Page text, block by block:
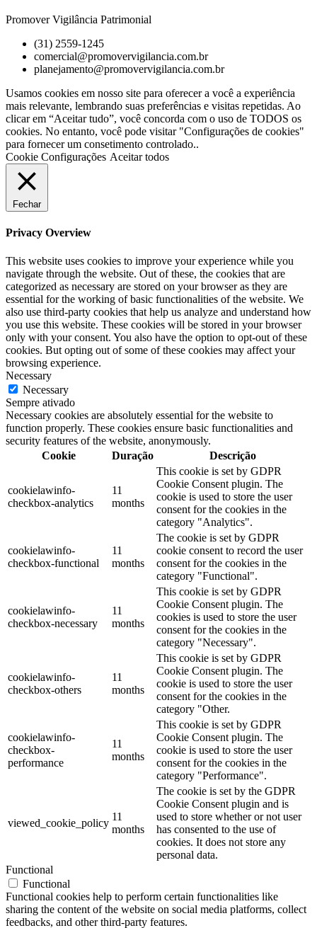
Promover Vigilância Patrimonial
(31) 2559-1245
comercial@promovervigilancia.com.br
planejamento@promovervigilancia.com.br
Usamos cookies em nosso site para oferecer a você a experiência
mais relevante, lembrando suas preferências e visitas repetidas. Ao
clicar em “Aceitar tudo”, você concorda com o uso de TODOS os
cookies. No entanto, você pode visitar "Configurações de cookies"
para fornecer um consetimento controlado..
Cookie Configurações Aceitar todos
Fechar
Privacy Overview
This website uses cookies to improve your experience while you
navigate through the website. Out of these, the cookies that are
categorized as necessary are stored on your browser as they are
essential for the working of basic functionalities of the website. We
also use third-party cookies that help us analyze and understand how
you use this website. These cookies will be stored in your browser
only with your consent. You also have the option to opt-out of these
cookies. But opting out of some of these cookies may affect your
browsing experience.
Necessary
Necessary
Sempre ativado
Necessary cookies are absolutely essential for the website to
function properly. These cookies ensure basic functionalities and
security features of the website, anonymously.
Cookie
Duração Descrição
cookielawinfo-
checkbox-analytics
11
months
This cookie is set by GDPR
Cookie Consent plugin. The
cookie is used to store the user
consent for the cookies in the
category "Analytics".
cookielawinfo-
checkbox-functional
11
months
The cookie is set by GDPR
cookie consent to record the user
consent for the cookies in the
category "Functional".
cookielawinfo-
checkbox-necessary
11
months
This cookie is set by GDPR
Cookie Consent plugin. The
cookies is used to store the user
consent for the cookies in the
category "Necessary".
cookielawinfo-
checkbox-others
11
months
This cookie is set by GDPR
Cookie Consent plugin. The
cookie is used to store the user
consent for the cookies in the
category "Other.
cookielawinfo-
checkbox-
performance
11
months
This cookie is set by GDPR
Cookie Consent plugin. The
cookie is used to store the user
consent for the cookies in the
category "Performance".
viewed_cookie_policy
11
months
The cookie is set by the GDPR
Cookie Consent plugin and is
used to store whether or not user
has consented to the use of
cookies. It does not store any
personal data.
Functional
Functional
Functional cookies help to perform certain functionalities like
sharing the content of the website on social media platforms, collect
feedbacks, and other third-party features.